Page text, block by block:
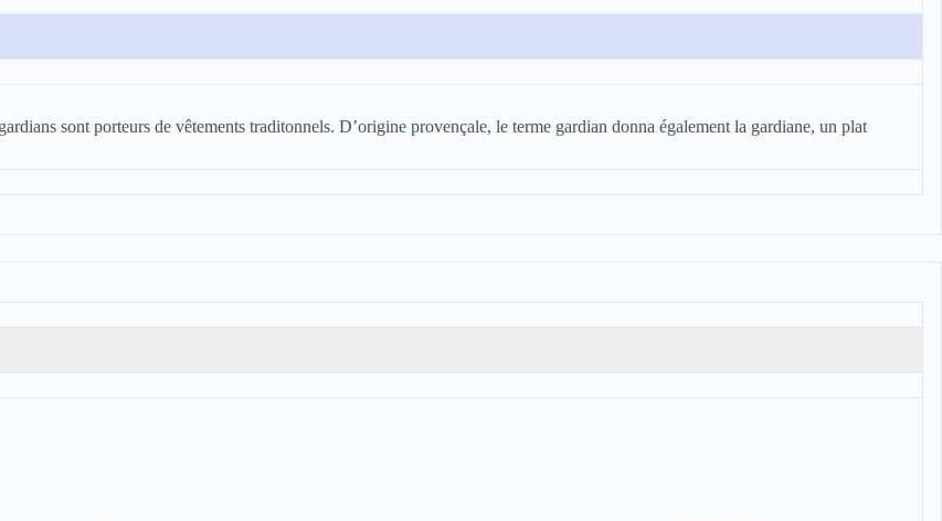
sont porteurs de vêtements traditonnels. D’origine provençale, le terme gardian donna également la gardiane, un plat